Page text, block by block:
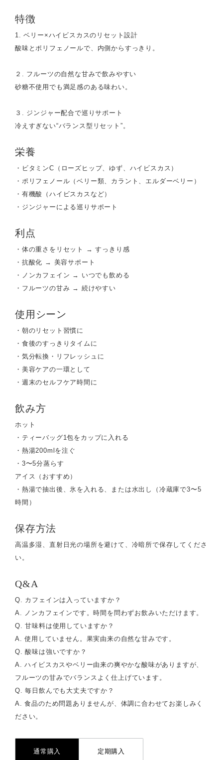
特徴
1. ベリー×ハイビスカスのリセット設計
酸味とポリフェノールで、内側からすっきり。
２. フルーツの自然な甘みで飲みやすい
砂糖不使用でも満足感のある味わい。
３. ジンジャー配合で巡りサポート
冷えすぎない“バランス型リセット”。
栄養
・ビタミンC（ローズヒップ、ゆず、ハイビスカス）
・ポリフェノール（ベリー類、カラント、エルダーベリー）
・有機酸（ハイビスカスなど）
・ジンジャーによる巡りサポート
利点
・体の重さをリセット → すっきり感
・抗酸化 → 美容サポート
・ノンカフェイン → いつでも飲める
・フルーツの甘み → 続けやすい
使用シーン
・朝のリセット習慣に
・食後のすっきりタイムに
・気分転換・リフレッシュに
・美容ケアの一環として
・週末のセルフケア時間に
飲み方
ホット
・ティーバッグ1包をカップに入れる
・熱湯200mlを注ぐ
・3〜5分蒸らす
アイス（おすすめ）
・熱湯で抽出後、氷を入れる、または水出し（冷蔵庫で3〜5
時間）
保存方法
高温多湿、直射日光の場所を避けて、冷暗所で保存してくださ
い。
Q&A
Q. カフェインは入っていますか？
A. ノンカフェインです。時間を問わずお飲みいただけます。
Q. 甘味料は使用していますか？
A. 使用していません。果実由来の自然な甘みです。
Q. 酸味は強いですか？
A. ハイビスカスやベリー由来の爽やかな酸味がありますが、
フルーツの甘みでバランスよく仕上げています。
Q. 毎日飲んでも大丈夫ですか？
A. 食品のため問題ありませんが、体調に合わせてお楽しみく
ださい。
通常購入 定期購入